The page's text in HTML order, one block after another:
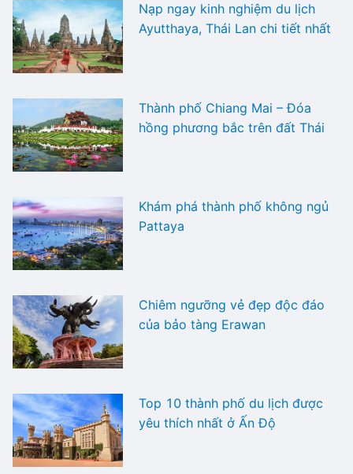
Nạp ngay kinh nghiệm du lịch
Ayutthaya, Thái Lan chi tiết nhất
Thành phố Chiang Mai – Đóa
hồng phương bắc trên đất Thái
Khám phá thành phố không ngủ
Pattaya
Chiêm ngưỡng vẻ đẹp độc đáo
của bảo tàng Erawan
Top 10 thành phố du lịch được
yêu thích nhất ở Ấn Độ